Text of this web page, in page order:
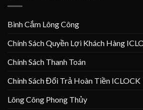
Bình Cắm Lông Công
Chính Sách Quyền Lợi Khách Hàng
Chính Sách Thanh Toán
Chính Sách Đổi Trả Hoàn Tiền ICLOCK
Lông Công Phong Thủy